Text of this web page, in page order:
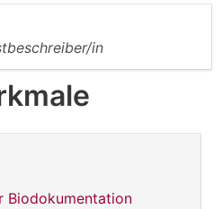
in
Biodokumentation